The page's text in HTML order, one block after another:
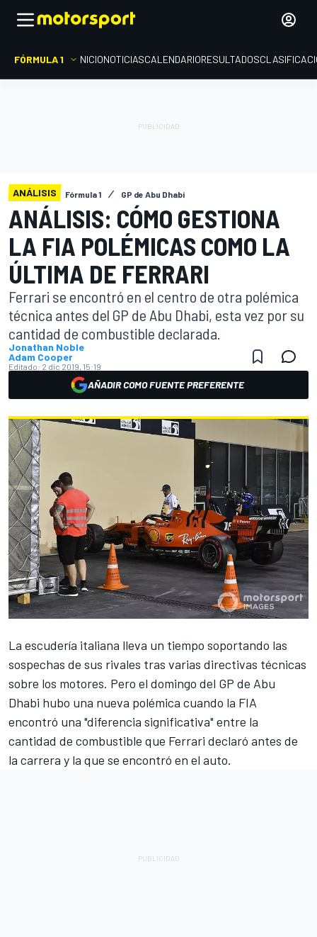
FÓRMULA 1 INICIONOTICIASCALENDARIORESULTADOS
ANÁLISIS Fórmula 1 GP de Abu Dhabi
ANÁLISIS: CÓMO GESTIONA
LA FIA POLÉMICAS COMO LA
ÚLTIMA DE FERRARI
Ferrari se encontró en el centro de otra polémica
técnica antes del GP de Abu Dhabi, esta vez por su
cantidad de combustible declarada.
Jonathan Noble
Adam Cooper
Editado: 2 dic 2019, 15:19
AÑADIR COMO FUENTE PREFERENTE
La escudería italiana lleva un tiempo soportando las
sospechas de sus rivales tras varias directivas técnicas
sobre los motores. Pero el domingo del GP de Abu
Dhabi hubo una nueva polémica cuando la FIA
encontró una "diferencia significativa" entre la
cantidad de combustible que Ferrari declaró antes de
la carrera y la que se encontró en el auto.